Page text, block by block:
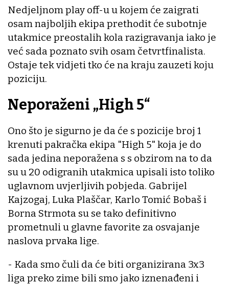
Nedjeljnom play off-u u kojem će zaigrati
osam najboljih ekipa prethodit će subotnje
utakmice preostalih kola razigravanja iako je
već sada poznato svih osam četvrtfinalista.
Ostaje tek vidjeti tko će na kraju zauzeti koju
poziciju.
Neporaženi „High 5“
Ono što je sigurno je da će s pozicije broj 1
krenuti pakračka ekipa "High 5" koja je do
sada jedina neporažena s s obzirom na to da
su u 20 odigranih utakmica upisali isto toliko
uglavnom uvjerljivih pobjeda. Gabrijel
Kajzogaj, Luka Plaščar, Karlo Tomić Bobaš i
Borna Strmota su se tako definitivno
prometnuli u glavne favorite za osvajanje
naslova prvaka lige.
- Kada smo čuli da će biti organizirana 3x3
liga preko zime bili smo jako iznenađeni i